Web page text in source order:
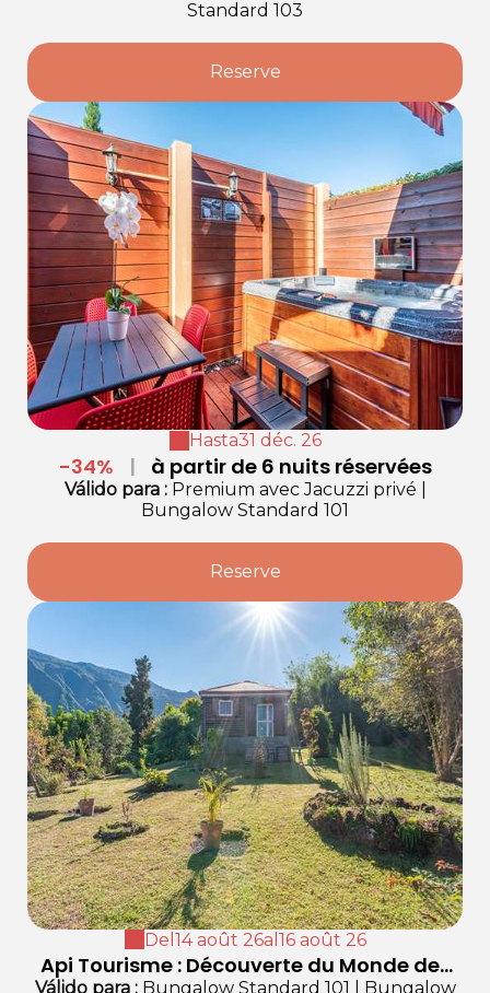
Standard 103
Reserve
Hasta31 déc. 26
-34% | à partir de 6 nuits réservées
Válido para:Premium avec Jacuzzi privé
Bungalow Standard 101
Reserve
Del 14 août 26al 16 août 26
Api Tourisme : Découverte du Monde des
Válido para:Bungalow Standard 101
Bungalow